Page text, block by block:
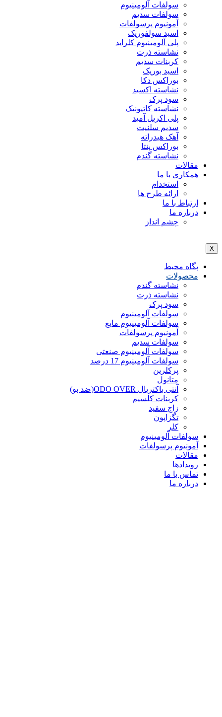
سولفات آلومینیوم
سولفات سدیم
آمونیوم پرسولفات
اسید سولفوریک
پلی آلومینیوم کلراید
نشاسته ذرت
کربنات سدیم
اسید بوریک
بوراکس دکا
نشاسته اکسید
سود پرک
نشاسته کاتیونیک
پلی اکریل آمید
سدیم سلنیت
آهک هیدراته
بوراکس پنتا
نشاسته گندم
مقالات
همکاری با ما
استخدام
ارائه طرح ها
ارتباط با ما
درباره ما
چشم انداز
X
پگاه محیط
محصولات
نشاسته گندم
نشاسته ذرت
سود پرک
سولفات آلومینیوم
سولفات آلومینیوم مایع
آمونیوم پرسولفات
سولفات سدیم
سولفات آلومینیوم صنعتی
سولفات آلومینیوم 17 درصد
پرکلرین
متانول
آنتی باکتریال ODO OVER(ضد بو)
کربنات کلسیم
زاج سفید
تگزاپون
کلر
سولفات آلومینیوم
آمونیوم پرسولفات
مقالات
رویدادها
تماس با ما
درباره ما